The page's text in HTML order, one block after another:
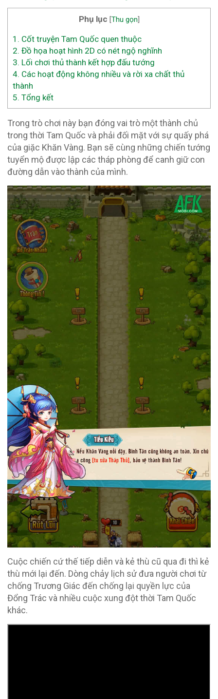
Phụ lục Thu gọn]
1. Cốt truyện Tam Quốc quen thuộc
2. Đồ họa hoạt hình 2D có nét ngộ nghĩnh
3. Lối chơi thủ thành kết hợp đấu tướng
4. Các hoạt động không nhiều và rời xa chất thủ
thành
5. Tổng kết
Trong trò chơi này bạn đóng vai trò một thành chủ
trong thời Tam Quốc và phải đối mặt với sự quấy phá
của giặc Khăn Vàng. Bạn sẽ cùng những chiến tướng
tuyển mộ được lập các tháp phòng để canh giữ con
đường dẫn vào thành của mình.
Cuộc chiến cứ thế tiếp diễn và kẻ thù cũ qua đi thì kẻ
thù mới lại đến. Dòng chảy lịch sử đưa người chơi từ
chống Trương Giác đến chống lại quyền lực của
Đổng Trác và nhiều cuộc xung đột thời Tam Quốc
khác.